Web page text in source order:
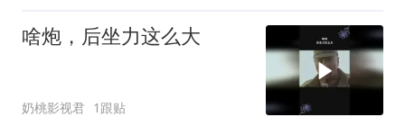
啥炮，后坐力这么大
奶桃影视君 1跟贴